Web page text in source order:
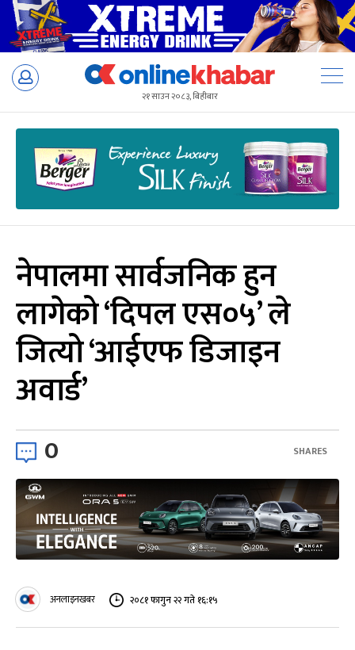
Skip
२१ साउन २०८३, बिहीबार
नेपालमा सार्वजनिक हुन
लागेको ‘दिपल एस०५’ ले
जित्यो ‘आईएफ डिजाइन
अवार्ड’
0 SHARES
अनलाइनखबर २०८१ फागुन २२ गते १६:१५